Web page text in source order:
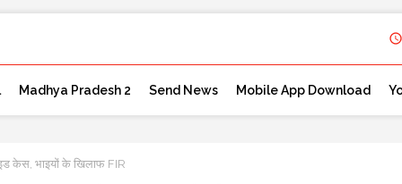
Madhya Pradesh 2 Send News Mobile App Download
केस, भाइयों के खिलाफ FIR